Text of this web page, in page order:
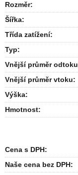
Rozměr:
Šířka:
Třída zatížení:
Typ:
Vnější průměr odtoku
Vnější průměr vtoku:
Výška:
Hmotnost:
Cena s DPH:
Naše cena bez DPH: